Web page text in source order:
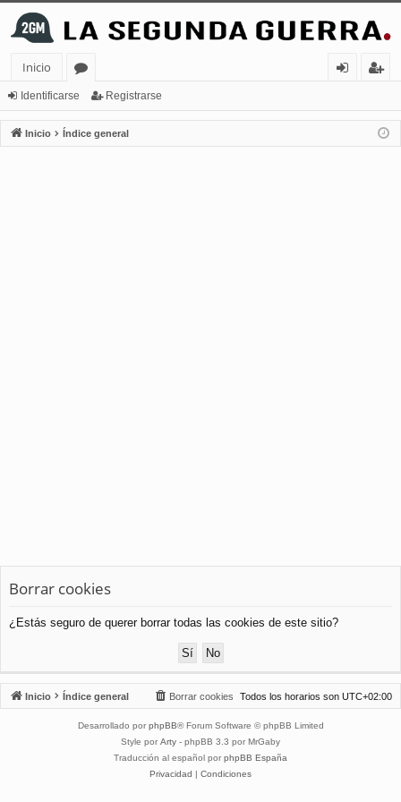
Inicio
or
os
nt
ifi
ist
ra
Identificarse Registrarse
Inicio Índice general
Borrar cookies
¿Estás seguro de querer borrar todas las cookies de este sitio?
Inicio Índice general Todos los horarios son UTC+02:00
Borrar cookies
Desarrollado por phpBB® Forum Software © phpBB Limited
Style por Arty - phpBB 3.3 por MrGaby
Traducción al español por phpBB España
Privacidad | Condiciones